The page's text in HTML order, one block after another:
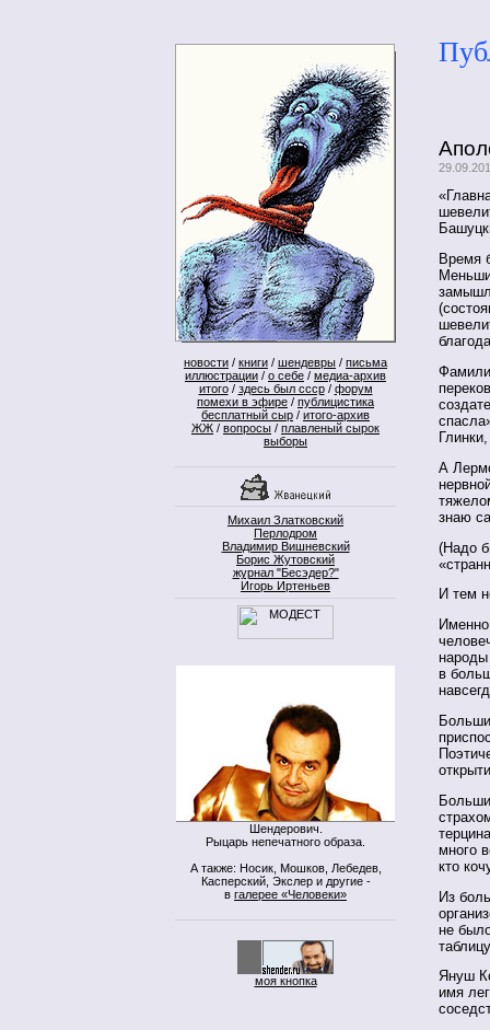
новости / книги / шендевры / письма
иллюстрации / о себе / медиа-архив
итого/ здесь был ссср/ форум
помехи в эфире / публицистика
бесплатный сыр / итого-архив
ЖЖ / вопросы / плавленый сырок
выборы
Михаил Златковский
Перлодром
Владимир Вишневский
Борис Жутовский
журнал "Бесэдер?"
Игорь Иртеньев
Шендерович.
Рыцарь непечатного образа.
А также: Носик, Мошков, Лебедев,
Касперский, Экслер и другие -
в галерее «Человеки»
моя кнопка
Время
А
знаю
(Надо
И тем
в
много
кто
Из
не
Януш
имя